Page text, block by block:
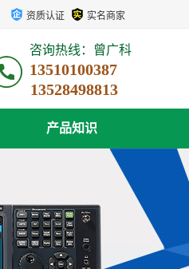
资质认证 实名商家
咨询热线：曾广科
13510100387
产品知识